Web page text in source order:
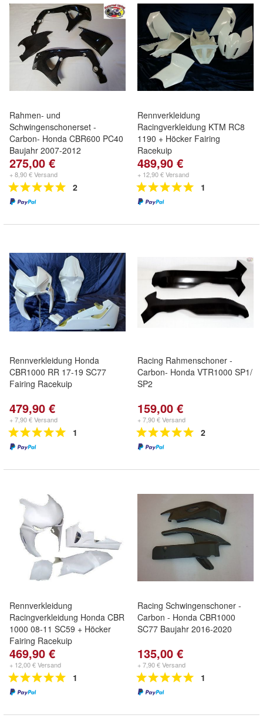
Rahmen- und
Schwingenschonerset -
Carbon- Honda CBR600 PC40
Baujahr 2007-2012
275,00 €
+ 8,90 € Versand
2
Rennverkleidung
Racingverkleidung KTM RC8
1190 + Höcker Fairing
Racekuip
489,90 €
+ 12,90 € Versand
1
Rennverkleidung Honda
CBR1000 RR 17-19 SC77
Fairing Racekuip
479,90 €
+ 7,90 € Versand
1
Racing Rahmenschoner -
Carbon- Honda VTR1000 SP1/
SP2
159,00 €
+ 7,90 € Versand
2
Rennverkleidung
Racingverkleidung Honda CBR
1000 08-11 SC59 + Höcker
Fairing Racekuip
469,90 €
+ 12,00 € Versand
1
Racing Schwingenschoner -
Carbon - Honda CBR1000
SC77 Baujahr 2016-2020
135,00 €
+ 7,90 € Versand
1